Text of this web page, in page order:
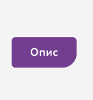
Опис